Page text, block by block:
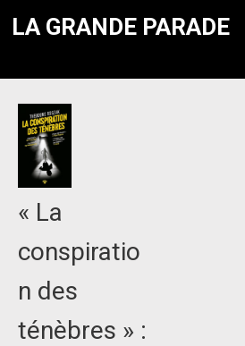
LA GRANDE PARADE
« La
conspiratio
n des
ténèbres » :